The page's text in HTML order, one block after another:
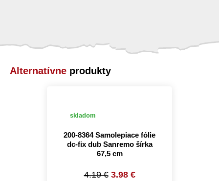
Alternatívne produkty
skladom
200-8364 Samolepiace fólie
dc-fix dub Sanremo šírka
67,5 cm
4.19 € 3.98 €